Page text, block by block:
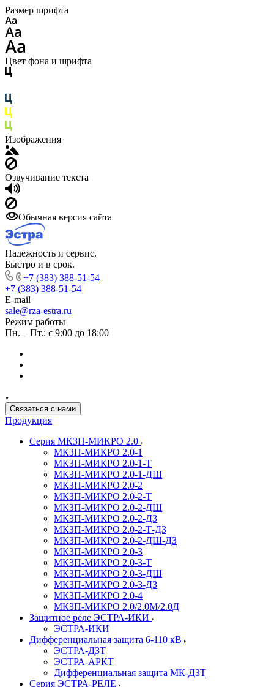
Размер шрифта
Цвет фона и шрифта
Изображения
Озвучивание текста
Обычная версия сайта
Надежность и сервис.
Быстро и в срок.
+7 (383) 388-51-54
+7 (383) 388-51-54
E-mail
sale@rza-estra.ru
Режим работы
Пн. – Пт.: с 9:00 до 18:00
Связаться с нами
Продукция
Серия МКЗП-МИКРО 2.0
МКЗП-МИКРО 2.0-1
МКЗП-МИКРО 2.0-1-Т
МКЗП-МИКРО 2.0-1-ДШ
МКЗП-МИКРО 2.0-2
МКЗП-МИКРО 2.0-2-Т
МКЗП-МИКРО 2.0-2-ДШ
МКЗП-МИКРО 2.0-2-ДЗ
МКЗП-МИКРО 2.0-2-Т-ДЗ
МКЗП-МИКРО 2.0-2-ДШ-ДЗ
МКЗП-МИКРО 2.0-3
МКЗП-МИКРО 2.0-3-Т
МКЗП-МИКРО 2.0-3-ДШ
МКЗП-МИКРО 2.0-3-ДЗ
МКЗП-МИКРО 2.0-4
МКЗП-МИКРО 2.0/2.0М/2.0Д
Защитное реле ЭСТРА-ИКИ
ЭСТРА-ИКИ
Дифференциальная защита 6-110 кВ
ЭСТРА-ДЗТ
ЭСТРА-АРКТ
Дифференциальная защита МК-ДЗТ
Серия ЭСТРА-РЕЛЕ